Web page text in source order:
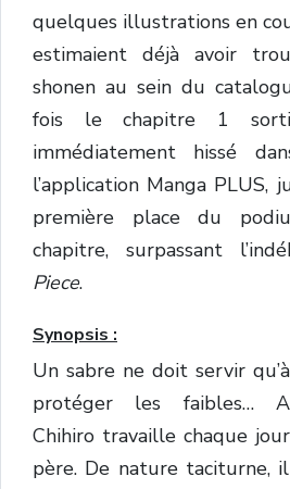
quelques illustrations en
estimaient déjà avoir
shonen au sein du
fois le chapitre 1
immédiatement hissé
l’application Manga PLUS,
première place du
chapitre, surpassant
Piece.
Synopsis :
Un sabre ne doit servir
protéger les faibles…
Chihiro travaille chaque
père. De nature taciturne,